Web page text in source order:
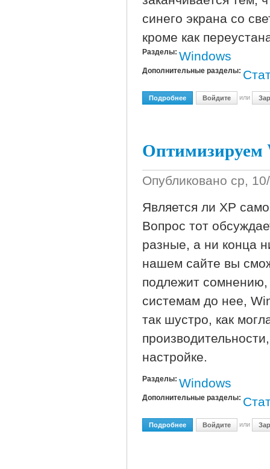
синего экрана со
кроме как
Разделы: Windows
Дополнительные разделы:
Подробнее О Переустановка
Войдите или
Оптимизируем
Опубликовано ср,
Является ли XP
Вопрос тот
разные, а ни конца
нашем сайте вы
подлежит
системам до нее,
так шустро, как
настройке.
Разделы: Windows
Дополнительные разделы:
Подробнее О Оптимизируем
Войдите или